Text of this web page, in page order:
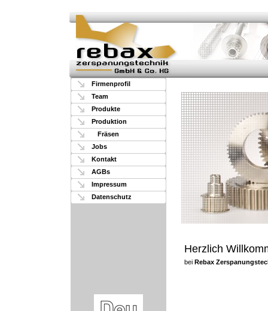
Firmenprofil
Team
Produkte
Produktion
Fräsen
Jobs
Kontakt
AGBs
Impressum
Datenschutz
Herzlich
bei Rebax